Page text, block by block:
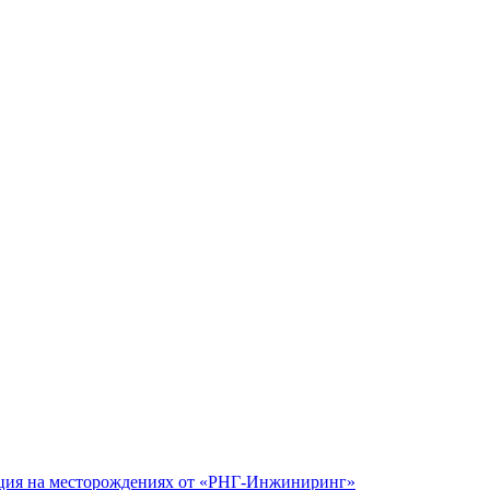
на месторождениях от «РНГ-Инжиниринг»